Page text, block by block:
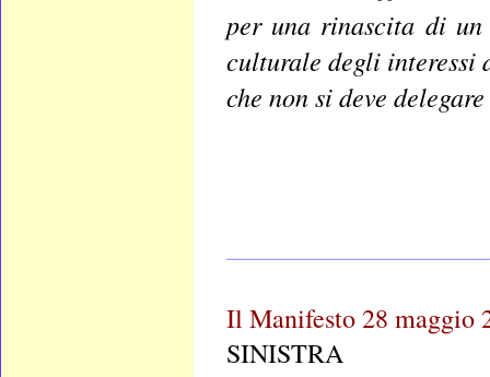
per una rinascita di
culturale degli interessi
che non si deve
Il Manifesto 28 maggio
SINISTRA